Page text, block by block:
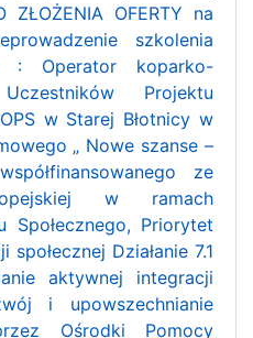
ZŁOŻENIA OFERTY na
szkolenia
: Operator koparko-
Projektu
w Starej Błotnicy w
„ Nowe szanse –
ze
w ramach
Społecznego, Priorytet
Działanie 7.1
aktywnej integracji
i upowszechnianie
Ośrodki Pomocy